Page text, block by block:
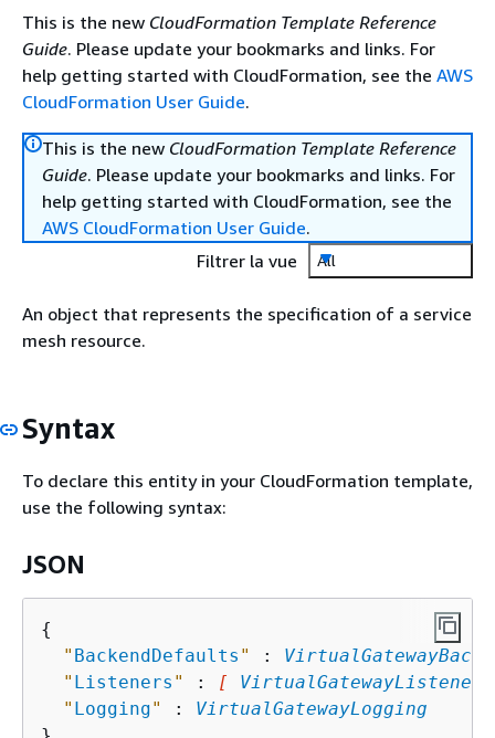
This is the new CloudFormation Template Reference
Guide. Please update your bookmarks and links. For
help getting started with CloudFormation, see the AWS
CloudFormation User Guide.
This is the new CloudFormation Template Reference
Guide. Please update your bookmarks and links. For
help getting started with CloudFormation, see the
AWS CloudFormation User Guide.
Filtrer la vue
All
An object that represents the specification of a service
mesh resource.
Syntax
To declare this entity in your CloudFormation template,
use the following syntax:
JSON
{
" BackendDefaults " :
" Listeners " : [ VirtualGatewayListener
" Logging" : VirtualGatewayLogging